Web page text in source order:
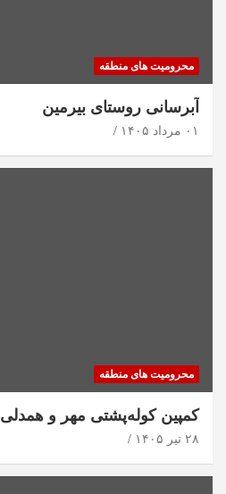
محرومیت های منطقه
آبرسانی روستای بیرمین
۰۱ مرداد ۱۴۰۵
محرومیت های منطقه
کمپین کوله‌پشتی مهر و همدلی
۲۸ تیر ۱۴۰۵